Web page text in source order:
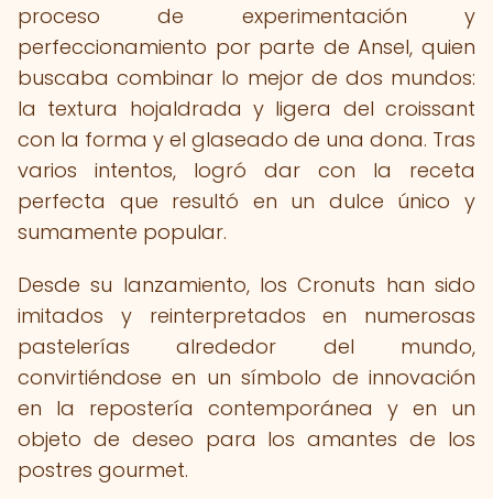
proceso de experimentación y
perfeccionamiento por parte de Ansel, quien
buscaba combinar lo mejor de dos mundos:
la textura hojaldrada y ligera del croissant
con la forma y el glaseado de una dona. Tras
varios intentos, logró dar con la receta
perfecta que resultó en un dulce único y
sumamente popular.
Desde su lanzamiento, los Cronuts han sido
imitados y reinterpretados en numerosas
pastelerías alrededor del mundo,
convirtiéndose en un símbolo de innovación
en la repostería contemporánea y en un
objeto de deseo para los amantes de los
postres gourmet.